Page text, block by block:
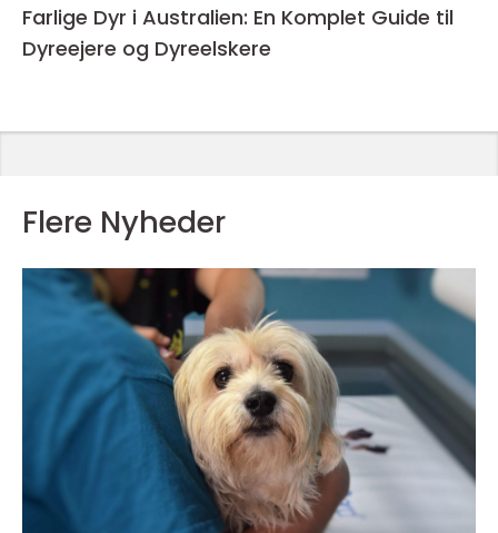
Farlige Dyr i Australien: En Komplet Guide til
Dyreejere og Dyreelskere
Flere Nyheder